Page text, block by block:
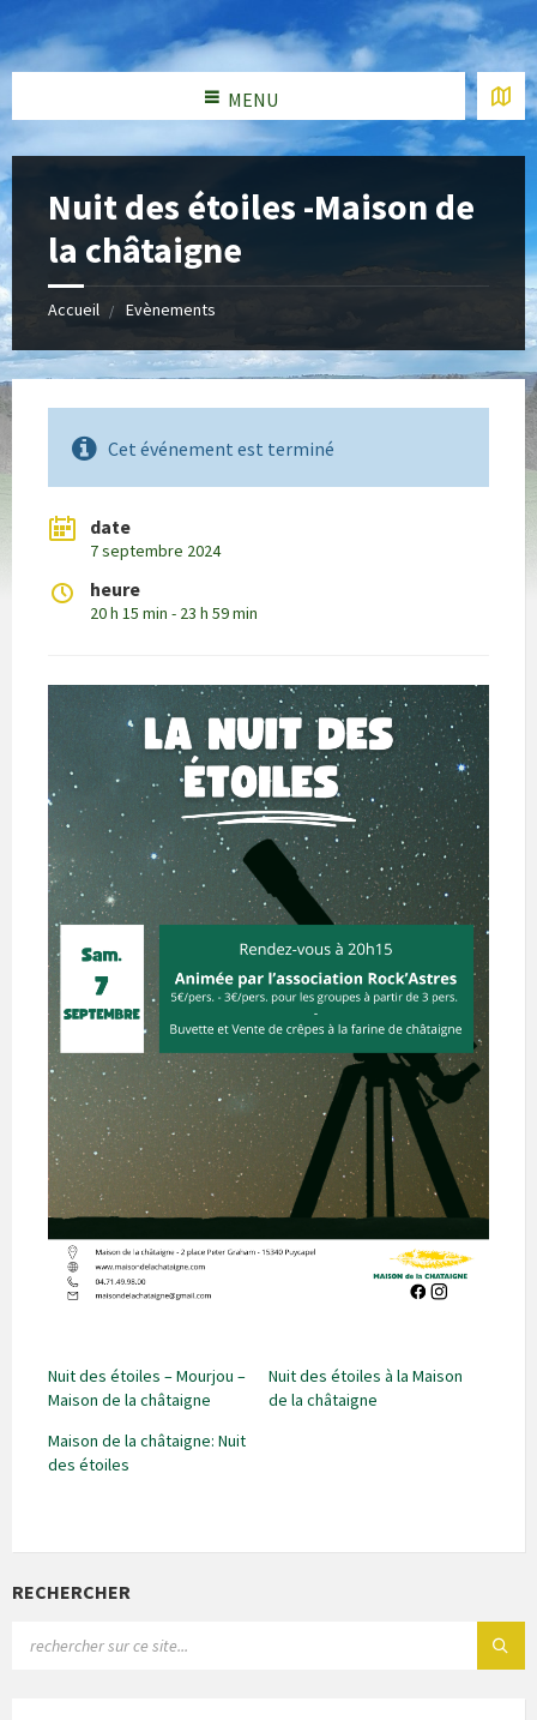
MENU
Nuit des étoiles -Maison de
la châtaigne
Accueil Evènements
Cet événement est terminé
date
7 septembre 2024
heure
20 h 15 min - 23 h 59 min
Nuit des étoiles – Mourjou –
Maison de la châtaigne
Nuit des étoiles à la Maison
de la châtaigne
Maison de la châtaigne: Nuit
des étoiles
RECHERCHER